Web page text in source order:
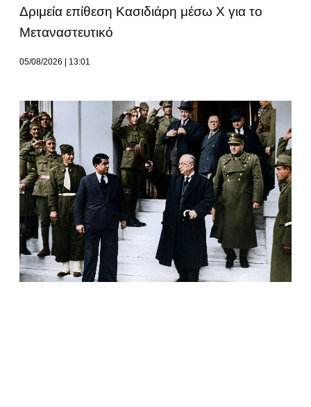
Δριμεία επίθεση Κασιδιάρη μέσω Χ για το
Μεταναστευτικό
05/08/2026 13:01